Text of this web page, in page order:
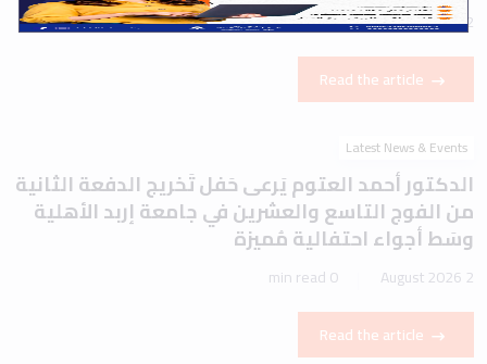
2 August 2026
1 min read
Read the article
Latest News & Events
الدكتور أحمد العتوم يَرعى حَفل تَخريج الدفعة الثانية
من الفوج التاسع والعشرين في جامعة إربد الأهلية
وسَط أجواء احتفالية مُميزة
2 August 2026
0 min read
Read the article